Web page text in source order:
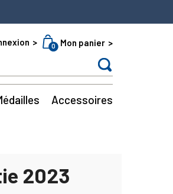
0 Mon panier
Accessoires
2023